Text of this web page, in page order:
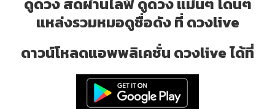
แหล่งรวมหมอดูชื่อดัง ที่ ดวงlive
ดาวน์โหลดแอพพลิเคชั่น ดวงlive ได้ที่